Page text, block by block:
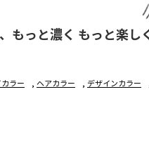
もっと濃く もっと楽し
ラー , ヘアカラー , デザインカラー